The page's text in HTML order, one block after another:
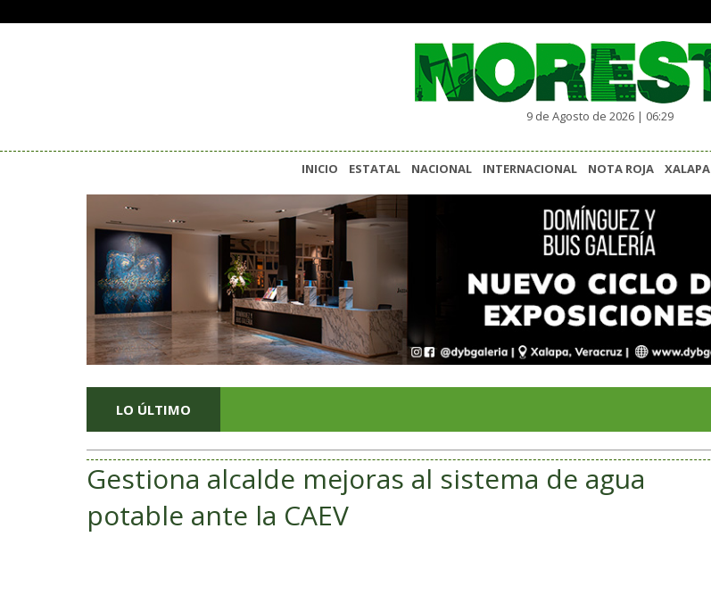
9 de Agosto de 2026 | 06:29
INICIO ESTATAL NACIONAL INTERNACIONAL NOTA ROJA XALAPA
LO ÚLTIMO
Gestiona alcalde mejoras al sistema de agua
potable ante la CAEV